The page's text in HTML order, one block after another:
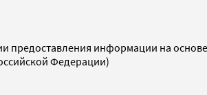
информации на основе
Федерации)